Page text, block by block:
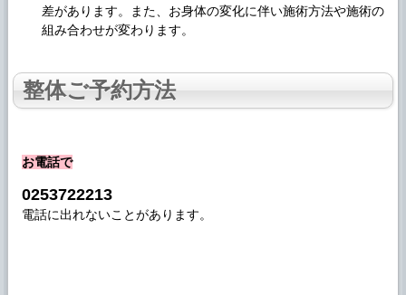
差があります。また、お身体の変化に伴い施術方法や施術の
組み合わせが変わります。
整体ご予約方法
お電話で
0253722213
電話に出れないことがあります。